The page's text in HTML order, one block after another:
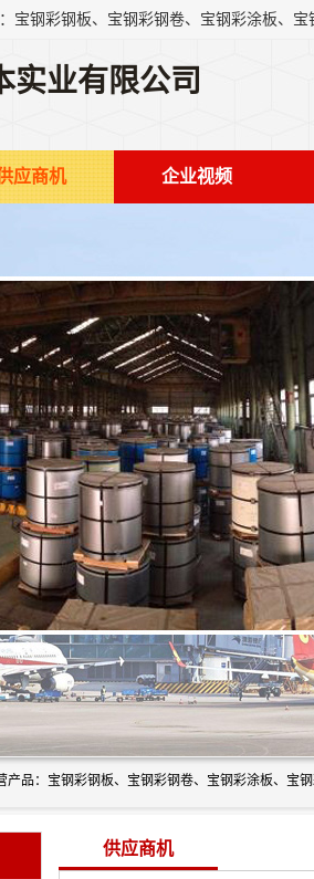
实业有限公司
应商机 企业视频
供应商机